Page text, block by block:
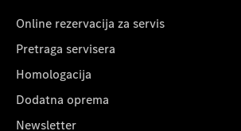
Online rezervacija za servis
Pretraga servisera
Homologacija
Dodatna oprema
Newsletter